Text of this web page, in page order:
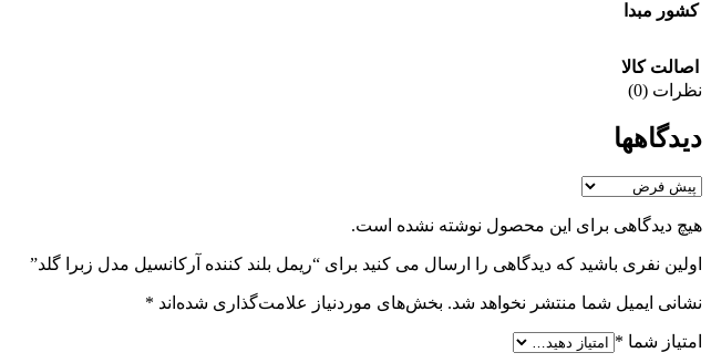
کشور مبدا
اصالت کالا
نظرات (0)
دیدگاهها
هیچ دیدگاهی برای این محصول نوشته نشده است.
اولین نفری باشید که دیدگاهی را ارسال می کنید برای “ریمل بلند کننده آرکانسیل مدل زبرا گلد”
نشانی ایمیل شما منتشر نخواهد شد. بخش‌های موردنیاز علامت‌گذاری شده‌اند *
امتیاز شما *